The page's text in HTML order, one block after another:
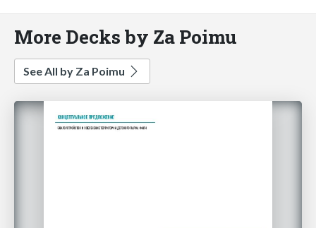
More Decks by Za Poimu
See All by Za Poimu